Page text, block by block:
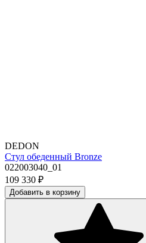
DEDON
Стул обеденный Bronze
022003040_01
109 330 ₽
Добавить в корзину